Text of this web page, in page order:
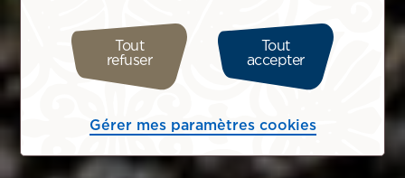
Tout
refuser
Tout
accepter
Gérer mes paramètres cookies